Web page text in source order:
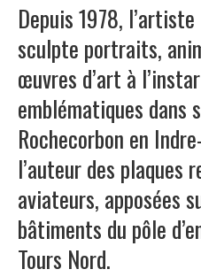
Depuis 1978,
sculpte portraits,
œuvres d’art à
emblématiques dans
Rochecorbon en
l’auteur des plaques
aviateurs, apposées
bâtiments du pôle
Tours Nord.